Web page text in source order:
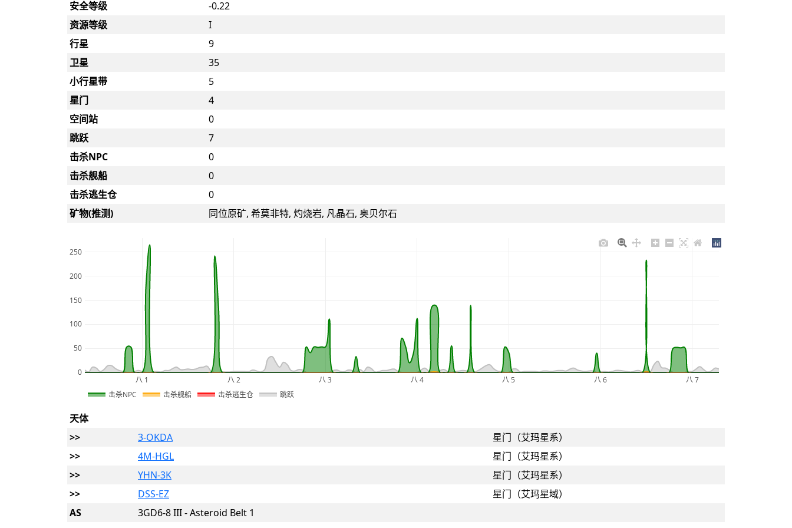
安全等级
-0.22
资源等级
I
行星
9
卫星
35
小行星带
5
星门
4
空间站
0
跳跃
7
击杀NPC
0
击杀舰船
0
击杀逃生仓
0
矿物(推测)
同位原矿, 希莫非特, 灼烧岩, 凡晶石, 奥贝尔石
八 1 八 2 八 3 八 4 八 5 八 6 八 7
0
50
100
150
200
250
击杀NPC 击杀舰船 击杀逃生仓 跳跃
天体
>>
3-OKDA
星门（艾玛星系）
>>
4M-HGL
星门（艾玛星系）
>>
YHN-3K
星门（艾玛星系）
>>
DSS-EZ
星门（艾玛星域）
AS
3GD6-8 III - Asteroid Belt 1